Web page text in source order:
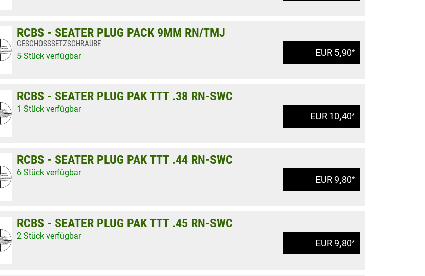
EUR 5,90*
RCBS - SEATER PLUG PACK 9MM RN/TMJ
GESCHOSSSETZSCHRAUBE
5 Stück verfügbar
EUR 10,40*
RCBS - SEATER PLUG PAK TTT .38 RN-SWC
1 Stück verfügbar
EUR 9,80*
RCBS - SEATER PLUG PAK TTT .44 RN-SWC
6 Stück verfügbar
EUR 9,80*
RCBS - SEATER PLUG PAK TTT .45 RN-SWC
2 Stück verfügbar